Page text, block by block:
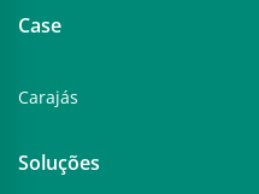
Case
Carajás
Soluções